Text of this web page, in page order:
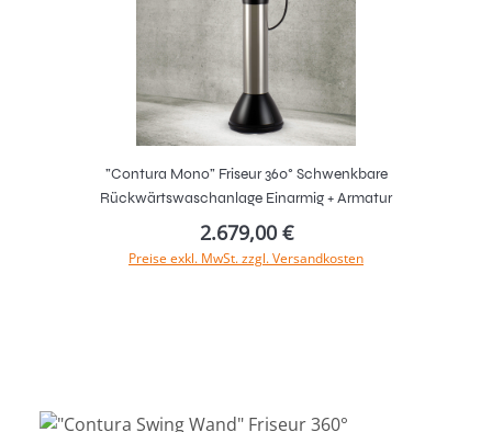
"Contura Mono" Friseur 360° Schwenkbare
Rückwärtswaschanlage Einarmig + Armatur
2.679,00 €
Preise exkl. MwSt. zzgl. Versandkosten